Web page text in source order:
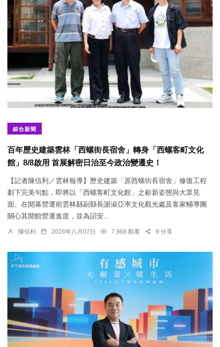
綜合新聞
百年歷史建築雲林「西螺街長宿舍」轉身「西螺客町文化
館」8/8啟用 首展解密日治至今政治變遷史！
【記者陳信利／雲林報導】歷史建築「原西螺街長宿舍」修復工程
劃下完美句點，即將以「西螺客町文化館」之嶄新姿態與大眾見
面。在開幕營運前雲林縣副縣長謝淑亞率文化觀光處及客家輔導團
關心其開館營運進度，並為詔安...
陳信利 2026年八月07日 7,968 觀看 9 分享